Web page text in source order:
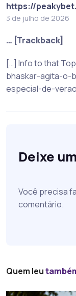
https://
3 de julho de 2026
… [Trackback]
[…] Info to that
bhaskar-agita-o-
especial-de-
Deixe
Você precisa
comentário.
Quem leu